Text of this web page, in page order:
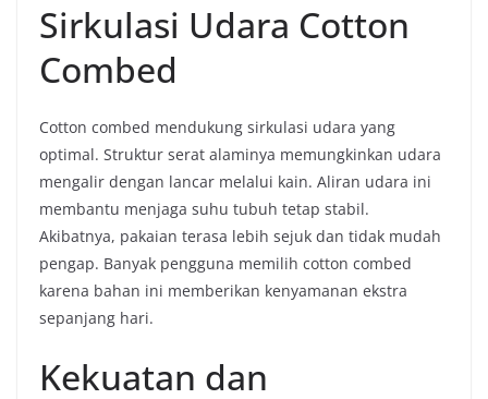
Sirkulasi Udara Cotton
Combed
Cotton combed mendukung sirkulasi udara yang
optimal. Struktur serat alaminya memungkinkan udara
mengalir dengan lancar melalui kain. Aliran udara ini
membantu menjaga suhu tubuh tetap stabil.
Akibatnya, pakaian terasa lebih sejuk dan tidak mudah
pengap. Banyak pengguna memilih cotton combed
karena bahan ini memberikan kenyamanan ekstra
sepanjang hari.
Kekuatan dan